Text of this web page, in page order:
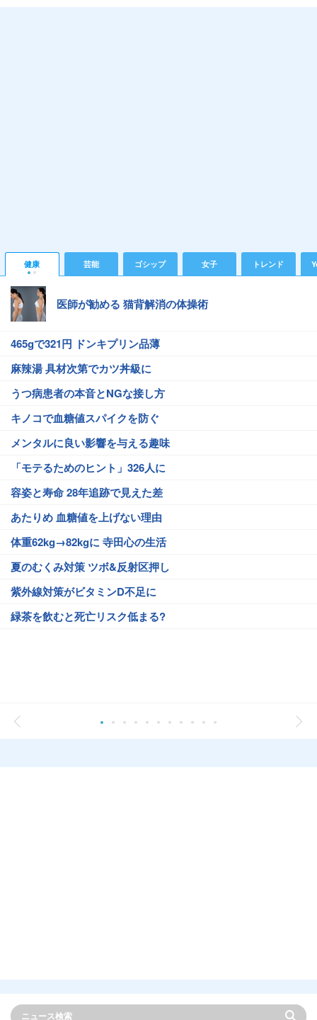
健康 芸能 ゴシップ 女子 トレンド
医師が勧める 猫背解消の体操術
465gで321円 ドンキプリン品薄
麻辣湯 具材次第でカツ丼級に
うつ病患者の本音とNGな接し方
キノコで血糖値スパイクを防ぐ
メンタルに良い影響を与える趣味
「モテるためのヒント」326人に
容姿と寿命 28年追跡で見えた差
あたりめ 血糖値を上げない理由
体重62kg→82kgに 寺田心の生活
夏のむくみ対策 ツボ&反射区押し
紫外線対策がビタミンD不足に
緑茶を飲むと死亡リスク低まる?